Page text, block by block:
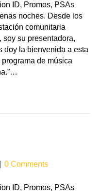
ID, Promos, PSAs
noches. Desde los
comunitaria
su presentadora,
doy la bienvenida a esta
programa de música
0 Comments
ID, Promos, PSAs